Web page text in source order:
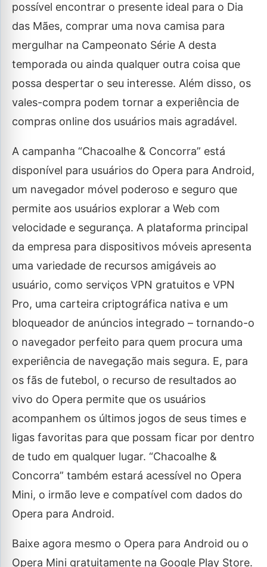
possível encontrar o presente ideal para o Dia
das Mães, comprar uma nova camisa para
mergulhar na Campeonato Série A desta
temporada ou ainda qualquer outra coisa que
possa despertar o seu interesse. Além disso, os
vales-compra podem tornar a experiência de
compras online dos usuários mais agradável.
A campanha “Chacoalhe & Concorra” está
disponível para usuários do Opera para Android,
um navegador móvel poderoso e seguro que
permite aos usuários explorar a Web com
velocidade e segurança. A plataforma principal
da empresa para dispositivos móveis apresenta
uma variedade de recursos amigáveis ao
usuário, como serviços VPN gratuitos e VPN
Pro, uma carteira criptográfica nativa e um
bloqueador de anúncios integrado – tornando-o
o navegador perfeito para quem procura uma
experiência de navegação mais segura. E, para
os fãs de futebol, o recurso de resultados ao
vivo do Opera permite que os usuários
acompanhem os últimos jogos de seus times e
ligas favoritas para que possam ficar por dentro
de tudo em qualquer lugar. “Chacoalhe &
Concorra” também estará acessível no Opera
Mini, o irmão leve e compatível com dados do
Opera para Android.
Baixe agora mesmo o Opera para Android ou o
Opera Mini gratuitamente na Google Play Store.